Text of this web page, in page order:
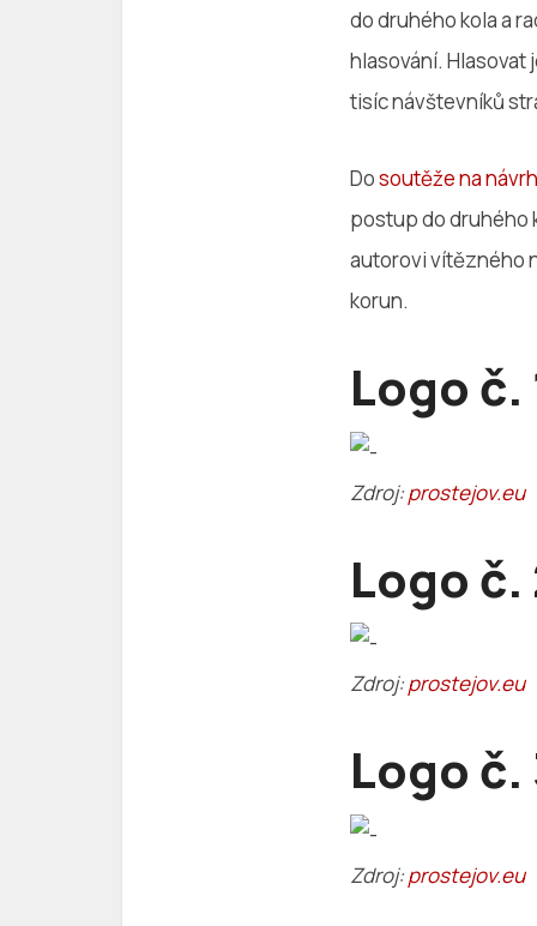
do druhého kola a
hlasování. Hlasovat
tisíc návštevníků
Dosoutěže na
postup do druhého
autorovi vítězného
korun.
Logo č.
Zdroj:prostejov.eu
Logo č.
Zdroj:prostejov.eu
Logo č.
Zdroj:prostejov.eu